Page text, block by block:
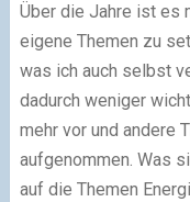
Über die Jahre ist es
eigene Themen zu
was ich auch selbst
dadurch weniger
mehr vor und andere
aufgenommen. Was
auf die Themen